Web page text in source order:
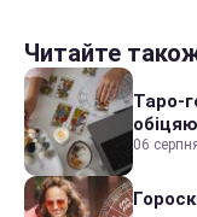
Читайте
Таро-
06